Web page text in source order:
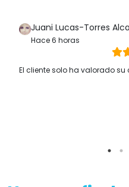
Juani Lucas-Torres
Hace 6 horas
El cliente solo ha valorado